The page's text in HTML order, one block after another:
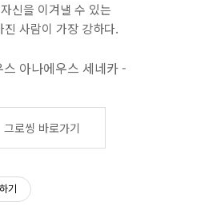
신을 이겨낼 수 있는
진 사람이 가장 강하다.
아나에우스 세네카 -
그로씽 바로가기
기